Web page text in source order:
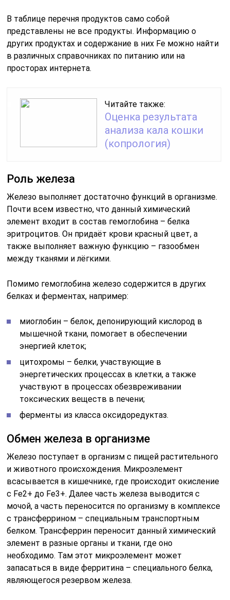
В таблице перечня продуктов само собой
представлены не все продукты. Информацию о
других продуктах и содержание в них Fe можно найти
в различных справочниках по питанию или на
просторах интернета.
Читайте также:
Оценка результата
анализа кала кошки
(копрология)
Роль железа
Железо выполняет достаточно функций в организме.
Почти всем известно, что данный химический
элемент входит в состав гемоглобина – белка
эритроцитов. Он придаёт крови красный цвет, а
также выполняет важную функцию – газообмен
между тканями и лёгкими.
Помимо гемоглобина железо содержится в других
белках и ферментах, например:
миоглобин – белок, депонирующий кислород в
мышечной ткани, помогает в обеспечении
энергией клеток;
цитохромы – белки, участвующие в
энергетических процессах в клетки, а также
участвуют в процессах обезвреживании
токсических веществ в печени;
ферменты из класса оксидоредуктаз.
Обмен железа в организме
Железо поступает в организм с пищей растительного
и животного происхождения. Микроэлемент
всасывается в кишечнике, где происходит окисление
с Fe2+ до Fe3+. Далее часть железа выводится с
мочой, а часть переносится по организму в комплексе
с трансферрином – специальным транспортным
белком. Трансферрин переносит данный химический
элемент в разные органы и ткани, где оно
необходимо. Там этот микроэлемент может
запасаться в виде ферритина – специального белка,
являющегося резервом железа.